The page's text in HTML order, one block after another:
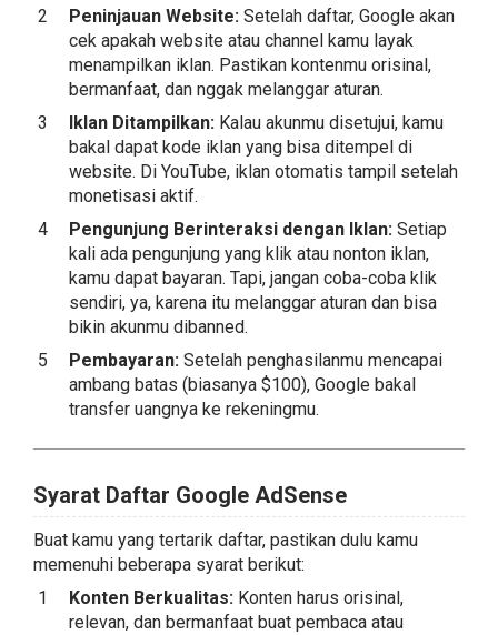
Peninjauan Website: Setelah daftar, Google akan
cek apakah website atau channel kamu layak
menampilkan iklan. Pastikan kontenmu orisinal,
bermanfaat, dan nggak melanggar aturan.
Iklan Ditampilkan: Kalau akunmu disetujui, kamu
bakal dapat kode iklan yang bisa ditempel di
website. Di YouTube, iklan otomatis tampil setelah
monetisasi aktif.
Pengunjung Berinteraksi dengan Iklan: Setiap
kali ada pengunjung yang klik atau nonton iklan,
kamu dapat bayaran. Tapi, jangan coba-coba klik
sendiri, ya, karena itu melanggar aturan dan bisa
bikin akunmu dibanned.
Pembayaran: Setelah penghasilanmu mencapai
ambang batas (biasanya $100), Google bakal
transfer uangnya ke rekeningmu.
Syarat Daftar Google AdSense
Buat kamu yang tertarik daftar, pastikan dulu kamu
memenuhi beberapa syarat berikut:
Konten Berkualitas: Konten harus orisinal,
relevan, dan bermanfaat buat pembaca atau